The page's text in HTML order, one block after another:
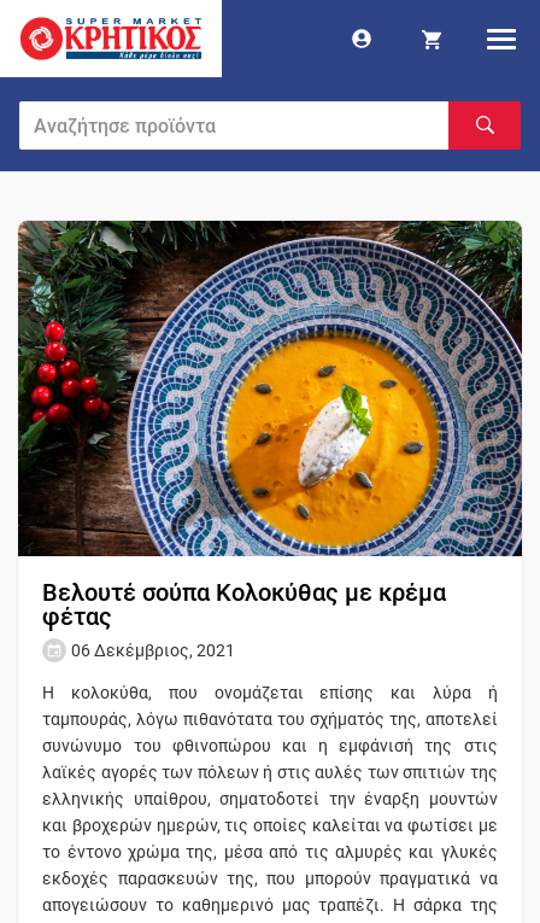
Βελουτέ σούπα Κολοκύθας με κρέμα
φέτας
06 Δεκέμβριος, 2021
Η κολοκύθα, που ονομάζεται επίσης και λύρα ή
ταμπουράς, λόγω πιθανότατα του σχήματός της, αποτελεί
συνώνυμο του φθινοπώρου και η εμφάνισή της στις
λαϊκές αγορές των πόλεων ή στις αυλές των σπιτιών της
ελληνικής υπαίθρου, σηματοδοτεί την έναρξη μουντών
και βροχερών ημερών, τις οποίες καλείται να φωτίσει με
το έντονο χρώμα της, μέσα από τις αλμυρές και γλυκές
εκδοχές παρασκευών της, που μπορούν πραγματικά να
απογειώσουν το καθημερινό μας τραπέζι. Η σάρκα της